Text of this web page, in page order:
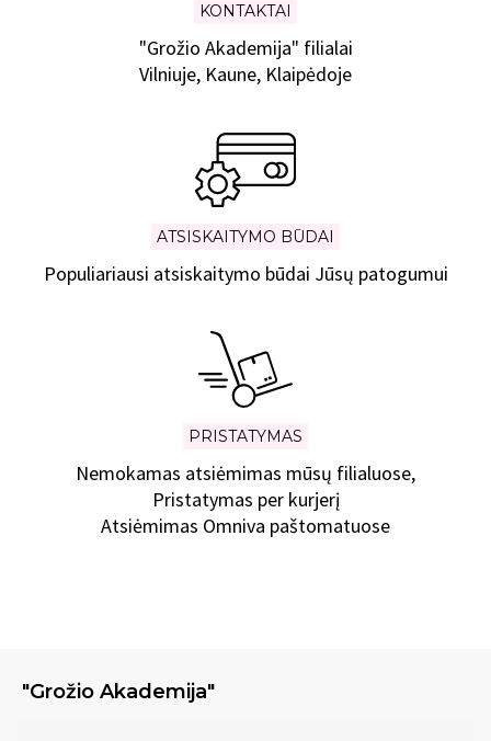
KONTAKTAI
"Grožio Akademija" filialai
Vilniuje, Kaune, Klaipėdoje
ATSISKAITYMO BŪDAI
Populiariausi atsiskaitymo būdai Jūsų patogumui
PRISTATYMAS
Nemokamas atsiėmimas mūsų filialuose,
Pristatymas per kurjerį
Atsiėmimas Omniva paštomatuose
"Grožio Akademija"